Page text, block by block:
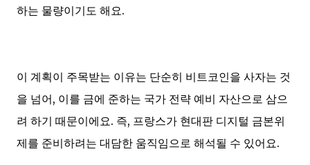
하는 물량이기도 해요.
이 계획이 주목받는 이유는 단순히 비트코인을 사자는 것
을 넘어, 이를 금에 준하는 국가 전략 예비 자산으로 삼으
려 하기 때문이에요. 즉, 프랑스가 현대판 디지털 금본위
제를 준비하려는 대담한 움직임으로 해석될 수 있어요.